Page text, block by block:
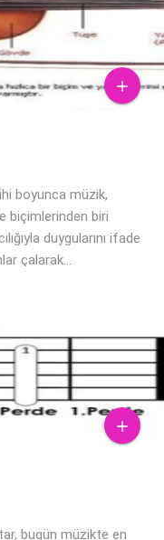

boyunca müzik,
biçimlerinden biri
duygularını ifade
çalarak...

bugün müzikte en